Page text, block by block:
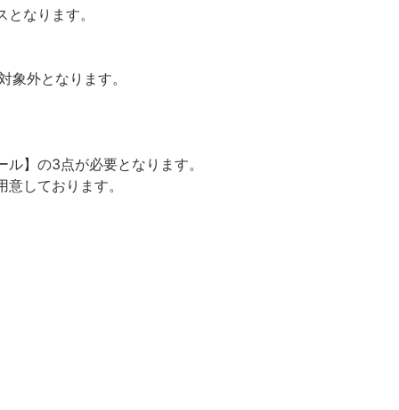
なります。
外となります。
】の3点が必要となります。
しております。